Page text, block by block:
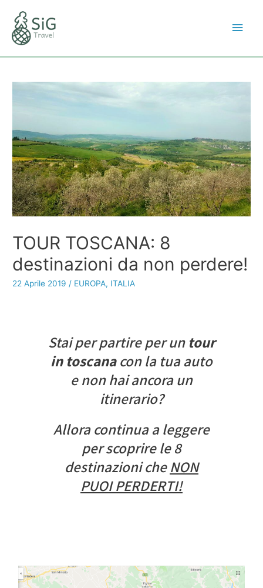
TOUR TOSCANA: 8
destinazioni da non perdere!
22 Aprile 2019 / EUROPA, ITALIA
Stai per partire per un tour
in toscanacon la tua auto
e non hai ancora un
itinerario?
Allora continua a leggere
per scoprire le 8
destinazioni cheNON
PUOI PERDERTI!